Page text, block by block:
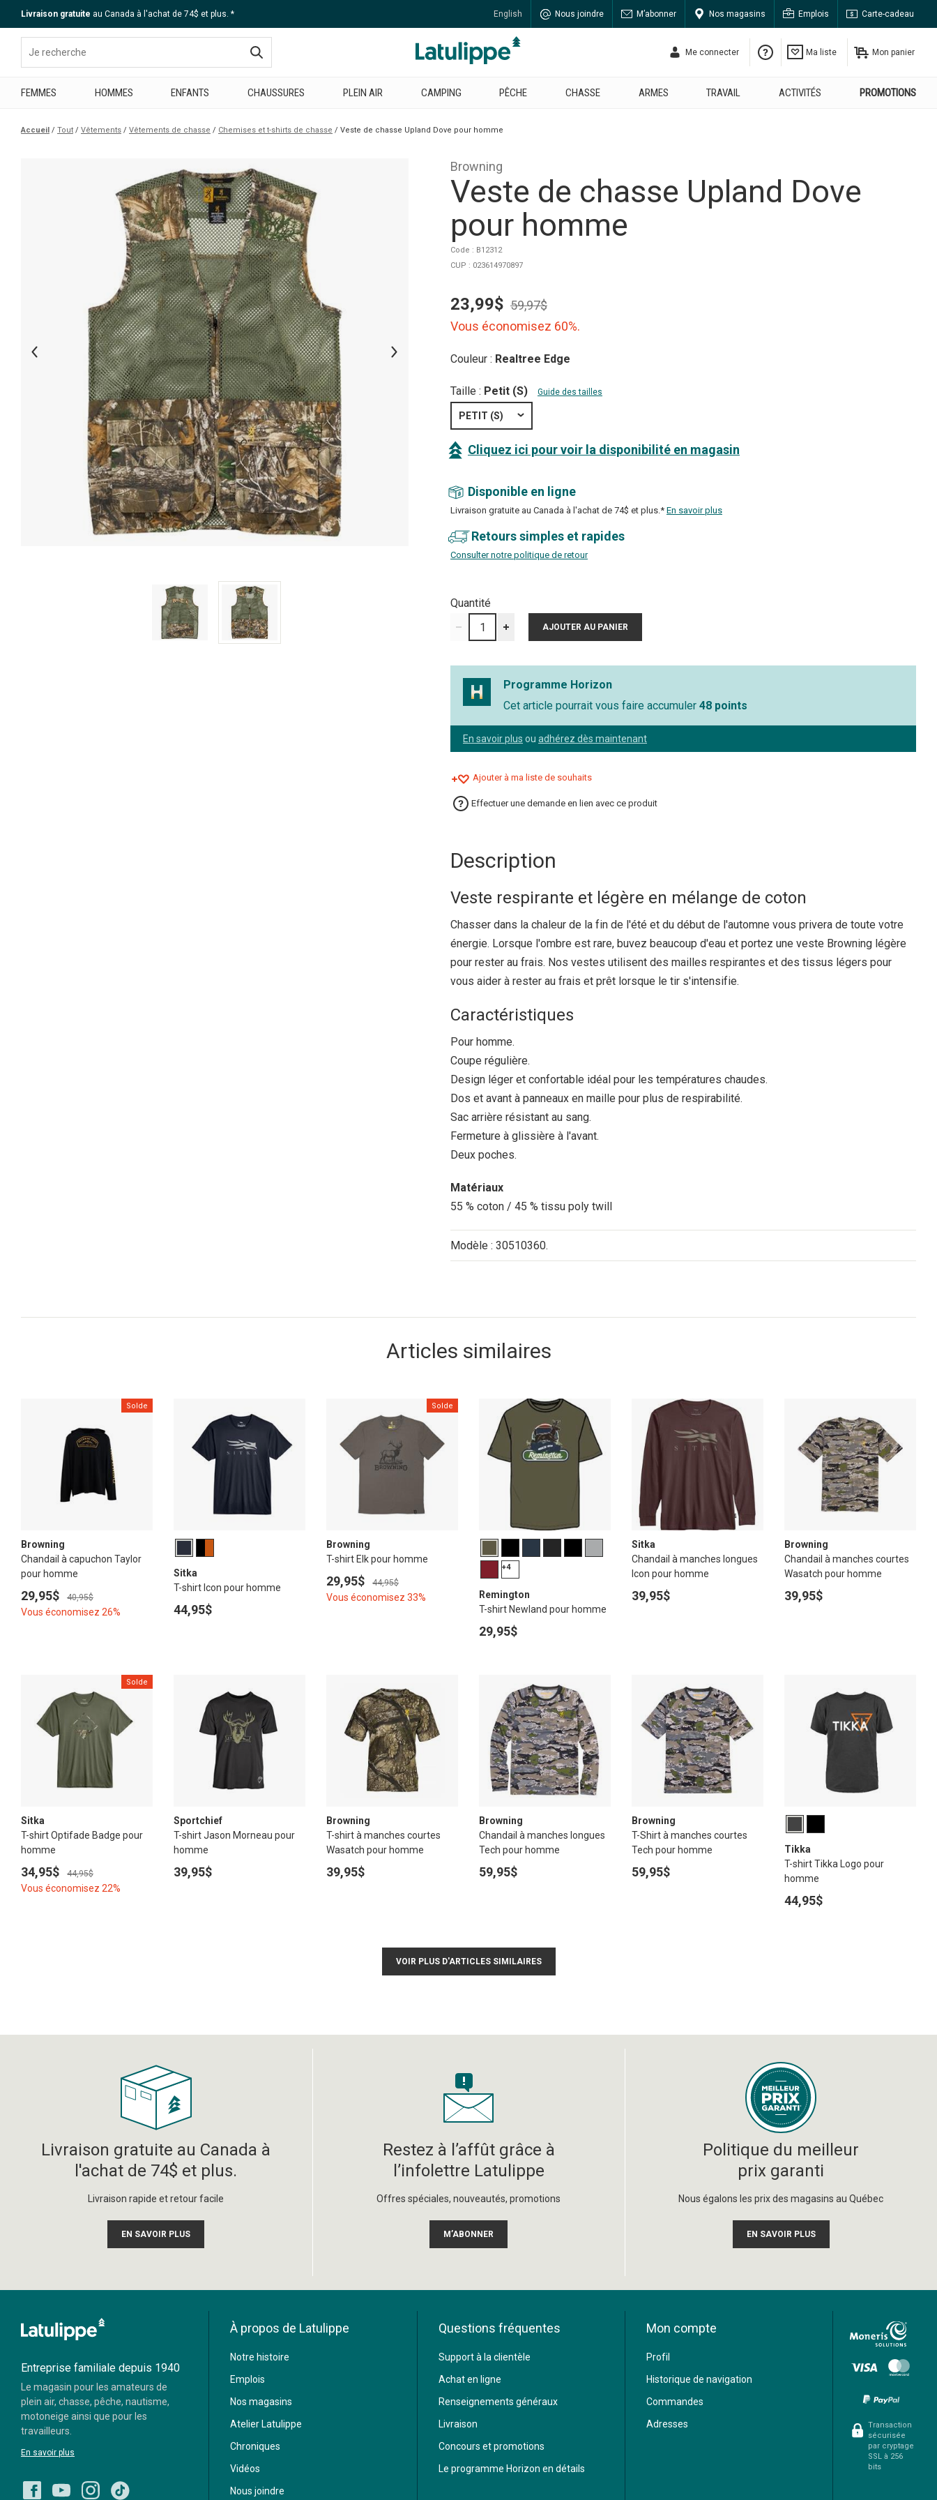
Livraison gratuite au Canada à l'achat de 74$ et plus. * English Nous joindre M’abonner Nos magasins Emplois Carte-cadeau
Me connecter
Aide Ma liste Mon panier
FEMMES HOMMES ENFANTS CHAUSSURES PLEIN AIR CAMPING PÊCHE CHASSE ARMES TRAVAIL ACTIVITÉS PROMOTIONS
Accueil Tout Vêtements Vêtements de chasse Chemises et t-shirts de chasse Veste de chasse Upland Dove pour homme
Browning
Veste de chasse Upland Dove
pour homme
Code : B12312
CUP : 023614970897
23,99$ 59,97$
Vous économisez 60%.
Couleur : Realtree Edge
Taille : Petit (S) Guide des tailles
PETIT (S)
Cliquez ici pour voir la disponibilité en magasin
Disponible en ligne
Livraison gratuite au Canada à l'achat de 74$ et plus.* En savoir plus
Retours simples et rapides
Consulter notre politique de retour
Quantité
Programme Horizon
Cet article pourrait vous faire accumuler 48 points
En savoir plus ou adhérez dès maintenant
Ajouter à ma liste de souhaits
Effectuer une demande en lien avec ce produit
Description
Veste respirante et légère en mélange de coton
Chasser dans la chaleur de la fin de l'été et du début de l'automne vous privera de toute votre
énergie. Lorsque l'ombre est rare, buvez beaucoup d'eau et portez une veste Browning légère
pour rester au frais. Nos vestes utilisent des mailles respirantes et des tissus légers pour
vous aider à rester au frais et prêt lorsque le tir s'intensifie.
Caractéristiques
Pour homme.
Coupe régulière.
Design léger et confortable idéal pour les températures chaudes.
Dos et avant à panneaux en maille pour plus de respirabilité.
Sac arrière résistant au sang.
Fermeture à glissière à l'avant.
Deux poches.
Matériaux
55 % coton / 45 % tissu poly twill
Modèle : 30510360.
Articles similaires
Solde
Browning
Chandail à capuchon Taylor
pour homme
29,95$ 40,95$
Vous économisez 26%
Sitka
T-shirt Icon pour homme
44,95$
Solde
Browning
T-shirt Elk pour homme
29,95$ 44,95$
Vous économisez 33%
+4
Remington
T-shirt Newland pour homme
29,95$
Sitka
Chandail à manches longues
Icon pour homme
39,95$
Browning
Chandail à manches courtes
Wasatch pour homme
39,95$
Solde
Sitka
T-shirt Optifade Badge pour
homme
34,95$ 44,95$
Vous économisez 22%
Sportchief
T-shirt Jason Morneau pour
homme
39,95$
Browning
T-shirt à manches courtes
Wasatch pour homme
39,95$
Browning
Chandail à manches longues
Tech pour homme
59,95$
Browning
T-Shirt à manches courtes
Tech pour homme
59,95$
Tikka
T-shirt Tikka Logo pour
homme
44,95$
VOIR PLUS D'ARTICLES SIMILAIRES
Livraison gratuite au Canada à
l'achat de 74$ et plus.
Livraison rapide et retour facile
EN SAVOIR PLUS
Restez à l’affût grâce à
l’infolettre Latulippe
Offres spéciales, nouveautés, promotions
M’ABONNER
Politique du meilleur
prix garanti
Nous égalons les prix des magasins au Québec
EN SAVOIR PLUS
Visa Mastercard
Transaction
sécurisée
par cryptage
SSL à 256
bits
Entreprise familiale depuis 1940
Le magasin pour les amateurs de
plein air, chasse, pêche, nautisme,
motoneige ainsi que pour les
travailleurs.
En savoir plus
À propos de Latulippe
Notre histoire
Emplois
Nos magasins
Atelier Latulippe
Chroniques
Vidéos
Nous joindre
Questions fréquentes
Support à la clientèle
Achat en ligne
Renseignements généraux
Livraison
Concours et promotions
Le programme Horizon en détails
Mon compte
Profil
Historique de navigation
Commandes
Adresses